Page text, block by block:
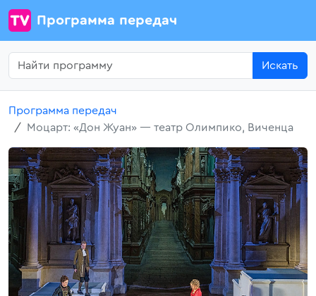
Программа передач
Искать
Программа передач
Моцарт: «Дон Жуан» — театр Олимпико, Виченца